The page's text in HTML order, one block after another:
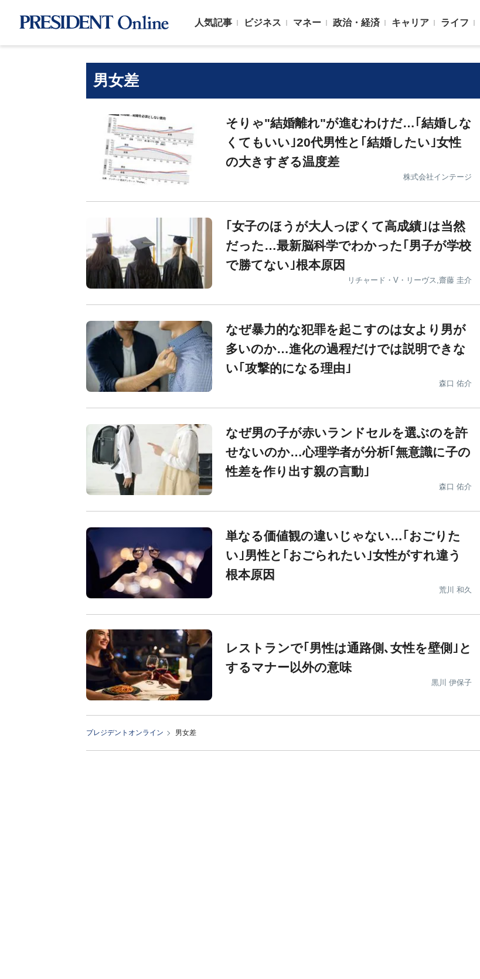
人気記事 ビジネス マネー 政治・経済 キャリア ライフ
男女差
そりゃ"結婚離れ"が進むわけだ…｢結婚しな
くてもいい｣20代男性と｢結婚したい｣女性
の大きすぎる温度差
株式会社インテージ
｢女子のほうが大人っぽくて高成績｣は当然
だった…最新脳科学でわかった｢男子が学校
で勝てない｣根本原因
リチャード・V・リーヴス,齋藤 圭介
なぜ暴力的な犯罪を起こすのは女より男が
多いのか…進化の過程だけでは説明できな
い｢攻撃的になる理由｣
森口 佑介
なぜ男の子が赤いランドセルを選ぶのを許
せないのか…心理学者が分析｢無意識に子の
性差を作り出す親の言動｣
森口 佑介
単なる価値観の違いじゃない…｢おごりた
い｣男性と｢おごられたい｣女性がすれ違う
根本原因
荒川 和久
レストランで｢男性は通路側､女性を壁側｣と
するマナー以外の意味
黒川 伊保子
プレジデントオンライン 男女差